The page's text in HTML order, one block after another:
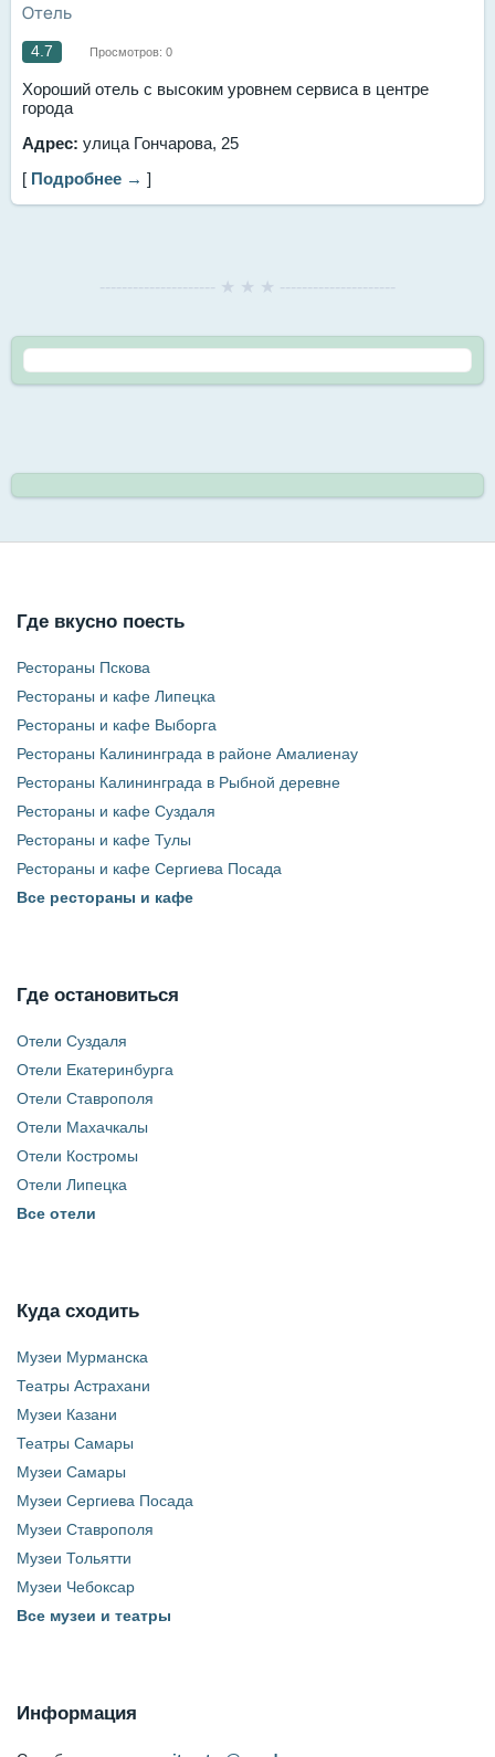
Отель
4.7 Просмотров: 0
Хороший отель с высоким уровнем сервиса в центре
города
Адрес: улица Гончарова, 25
[ Подробнее → ]
--------------------- ★ ★ ★ ---------------------
Где вкусно поесть
Рестораны Пскова
Рестораны и кафе Липецка
Рестораны и кафе Выборга
Рестораны Калининграда в районе Амалиенау
Рестораны Калининграда в Рыбной деревне
Рестораны и кафе Суздаля
Рестораны и кафе Тулы
Рестораны и кафе Сергиева Посада
Все рестораны и кафе
Где остановиться
Отели Суздаля
Отели Екатеринбурга
Отели Ставрополя
Отели Махачкалы
Отели Костромы
Отели Липецка
Все отели
Куда сходить
Музеи Мурманска
Театры Астрахани
Музеи Казани
Театры Самары
Музеи Самары
Музеи Сергиева Посада
Музеи Ставрополя
Музеи Тольятти
Музеи Чебоксар
Все музеи и театры
Информация